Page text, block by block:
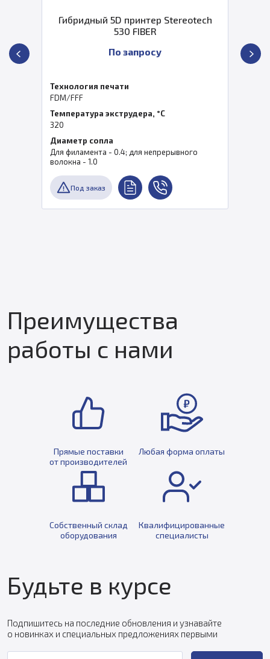
Гибридный 5D принтер Stereotech
530 FIBER
По запросу
Технология печати
FDM/FFF
Температура экструдера, °C
320
Диаметр сопла
Для филамента - 0.4; для непрерывного
волокна - 1.0
Под заказ
Преимущества
работы с нами
Прямые поставки
от производителей
Любая форма оплаты
Собственный склад
оборудования
Квалифицированные
специалисты
Будьте в курсе
Подпишитесь на последние обновления и узнавайте
о новинках и специальных предложениях первыми